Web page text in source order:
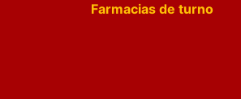
Farmacias de turno